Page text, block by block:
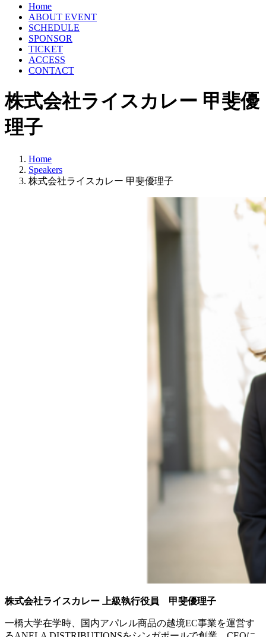
Home
ABOUT EVENT
SCHEDULE
SPONSOR
TICKET
ACCESS
CONTACT
株式会社ライスカレー 甲斐優
理子
Home
Speakers
株式会社ライスカレー 甲斐優理子
株式会社ライスカレー 上級執行役員 甲斐優理子
一橋大学在学時、国内アパレル商品の越境EC事業を運営す